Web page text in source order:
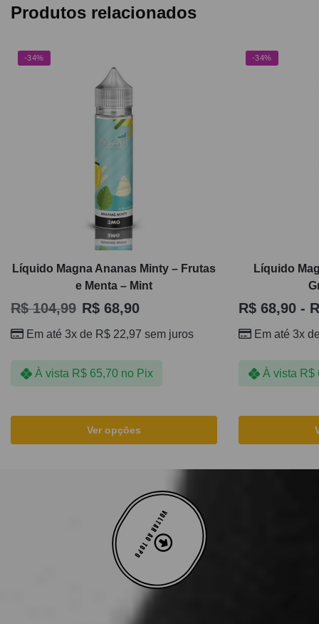
Produtos relacionados
-34%
Líquido Magna Ananas Minty – Frutas
e Menta – Mint
R$104,99 R$ 68,90
Em até 3x de R$ 22,97 sem juros
À vista R$65,70 no Pix
Ver opções
-34%
Líquido
R$ 68,90 -
Em até 3x
À vista R$
VOLTAR AO TOPO